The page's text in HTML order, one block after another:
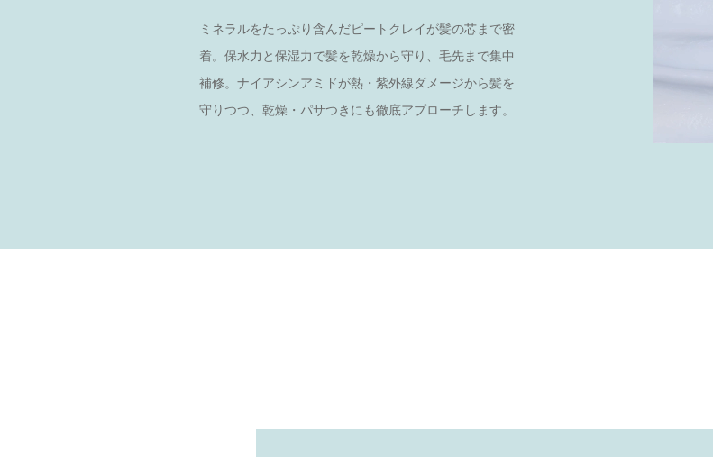
ミネラルをたっぷり含んだピートクレイが髪の芯まで密
着。保水力と保湿力で髪を乾燥から守り、毛先まで集中
補修。ナイアシンアミドが熱・紫外線ダメージから髪を
守りつつ、乾燥・パサつきにも徹底アプローチします。